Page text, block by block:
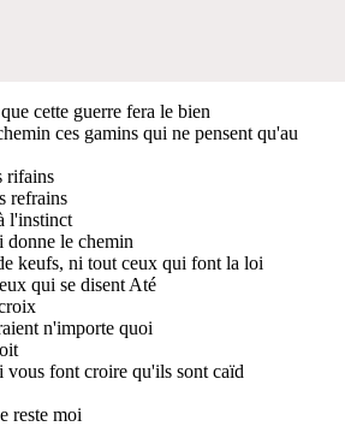
cette guerre fera le bien
ces gamins qui ne pensent qu'au
rifains
refrains
l'instinct
donne le chemin
keufs, ni tout ceux qui font la loi
qui se disent Até
n'importe quoi
vous font croire qu'ils sont caïd
reste moi